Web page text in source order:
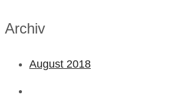
Archiv
August 2018